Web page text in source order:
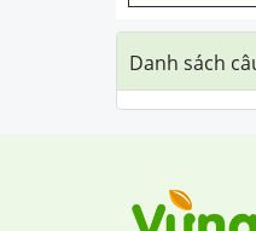
Danh sách